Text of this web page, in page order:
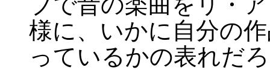
様に、いかに自分の
っているかの表れだ